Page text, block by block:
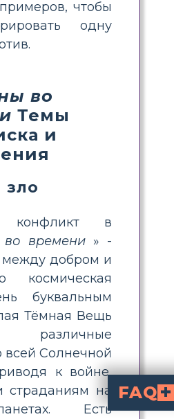
чтобы
одну
во
Темы
и
зло
конфликт в
времени » -
между добром и
космическая
буквальным
Тёмная Вещь
различные
всей Солнечной
к войне,
страданиям на
Есть
FAQ